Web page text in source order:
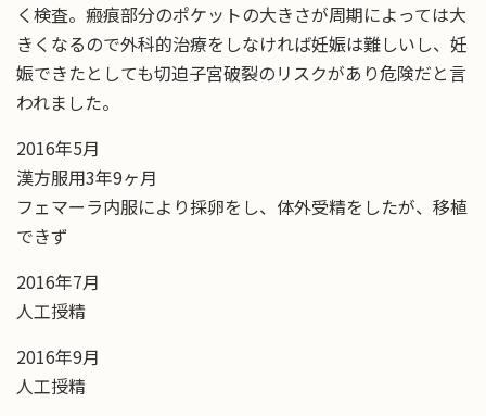
く検査。瘢痕部分のポケットの大きさが周期によっては大
きくなるので外科的治療をしなければ妊娠は難しいし、妊
娠できたとしても切迫子宮破裂のリスクがあり危険だと言
われました。
2016年5月
漢方服用3年9ヶ月
フェマーラ内服により採卵をし、体外受精をしたが、移植
できず
2016年7月
人工授精
2016年9月
人工授精